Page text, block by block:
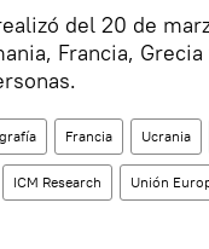
del 20 de
Francia,
Francia Ucrania
ICM Research Unión